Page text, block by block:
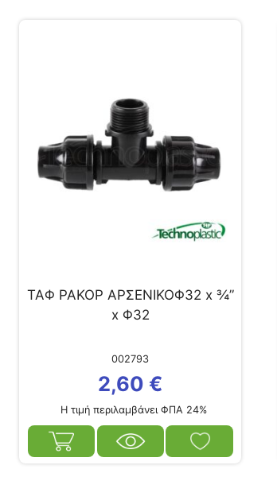
ΤΑΦ ΡΑΚΟΡ ΑΡΣΕΝΙΚΟΦ32 x ¾”
x Φ32
002793
2,60 €
Η τιμή περιλαμβάνει ΦΠΑ 24%